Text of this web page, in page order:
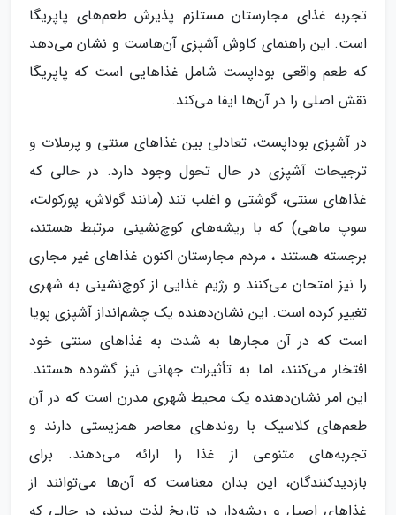
تجربه غذای مجارستان مستلزم پذیرش طعم‌های پاپریگا
است. این راهنمای کاوش آشپزی آن‌هاست و نشان می‌دهد
که طعم واقعی بوداپست شامل غذاهایی است که پاپریگا
نقش اصلی را در آن‌ها ایفا می‌کند.
در آشپزی بوداپست، تعادلی بین غذاهای سنتی و پرملات و
ترجیحات آشپزی در حال تحول وجود دارد. در حالی که
غذاهای سنتی، گوشتی و اغلب تند (مانند گولاش، پورکولت،
سوپ ماهی) که با ریشه‌های کوچ‌نشینی مرتبط هستند،
برجسته هستند ، مردم مجارستان اکنون غذاهای غیر مجاری
را نیز امتحان می‌کنند و رژیم غذایی از کوچ‌نشینی به شهری
تغییر کرده است. این نشان‌دهنده یک چشم‌انداز آشپزی پویا
است که در آن مجارها به شدت به غذاهای سنتی خود
افتخار می‌کنند، اما به تأثیرات جهانی نیز گشوده هستند.
این امر نشان‌دهنده یک محیط شهری مدرن است که در آن
طعم‌های کلاسیک با روندهای معاصر همزیستی دارند و
تجربه‌های متنوعی از غذا را ارائه می‌دهند. برای
بازدیدکنندگان، این بدان معناست که آن‌ها می‌توانند از